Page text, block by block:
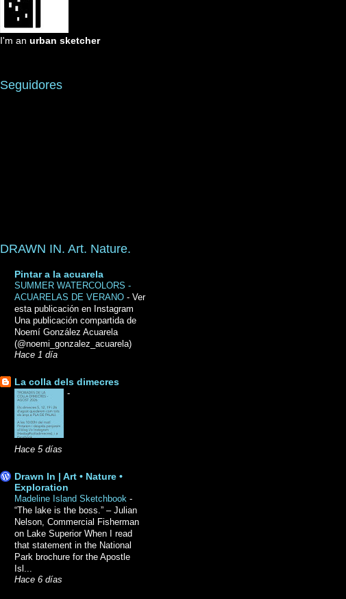
I'm an urban sketcher
Seguidores
DRAWN IN. Art. Nature.
Pintar a la acuarela
SUMMER WATERCOLORS -
ACUARELAS DE VERANO - Ver
esta publicación en Instagram
Una publicación compartida de
Noemí González Acuarela
(@noemi_gonzalez_acuarela)
Hace 1 día
La colla dels dimecres
-
Hace 5 días
Drawn In | Art • Nature •
Exploration
Madeline Island Sketchbook -
“The lake is the boss.” – Julian
Nelson, Commercial Fisherman
on Lake Superior When I read
that statement in the National
Park brochure for the Apostle
Isl...
Hace 6 días